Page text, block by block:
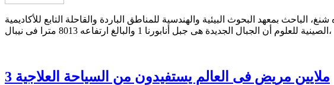
الباحث بمعهد البحوث البيئية والهندسية للمناطق الباردة والقاحلة التابع للأكاديمية
الصينية للعلوم أن الجبال الجديدة هى جبل أنابورنا 1 والبالغ ارتفاعه 8013 مترا فى نيبال،
3 ملايين مريض فى العالم يستفيدون من السياحة العلاجية